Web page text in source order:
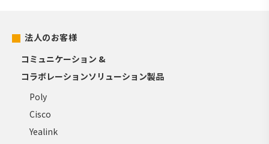
法人のお客様
コミュニケーション &
コラボレーションソリューション製品
Poly
Cisco
Yealink